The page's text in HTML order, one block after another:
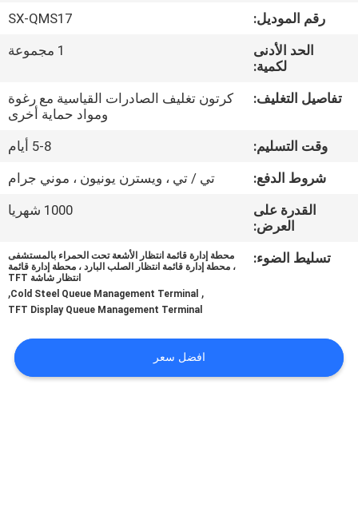
جولة
الجودة
اتصل
أخبار
اقتباس
رقم الموديل:
SX-QMS17
الحد الأدنى
لكمية:
1 مجموعة
تفاصيل التغليف:
كرتون تغليف الصادرات القياسية مع رغوة
ومواد حماية أخرى
وقت التسليم:
5-8 أيام
شروط الدفع:
تي / تي ، ويسترن يونيون ، موني جرام
القدرة على
العرض:
1000 شهريا
تسليط الضوء:
محطة إدارة قائمة انتظار الأشعة تحت الحمراء بالمستشفى
، محطة إدارة قائمة انتظار الصلب البارد ، محطة إدارة قائمة
انتظار شاشة TFT
,
Cold Steel Queue Management Terminal
,
TFT Display Queue Management Terminal
افضل سعر